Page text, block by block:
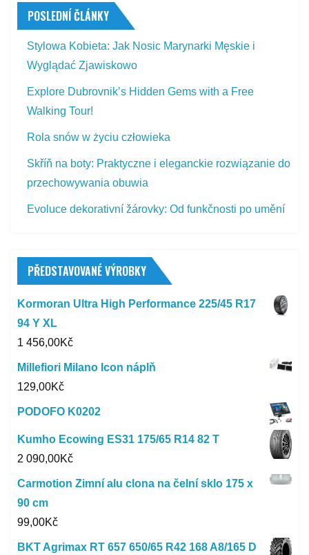
POSLEDNÍ ČLÁNKY
Stylowa Kobieta: Jak Nosic Marynarki Męskie i
Wyglądać Zjawiskowo
Explore Dubrovnik’s Hidden Gems with a Free
Walking Tour!
Rola snów w życiu człowieka
Skříň na boty: Praktyczne i eleganckie rozwiązanie do
przechowywania obuwia
Evoluce dekorativní žárovky: Od funkčnosti po umění
PŘEDSTAVOVANÉ VÝROBKY
Kormoran Ultra High Performance 225/45 R17
94 Y XL
1 456,00Kč
Millefiori Milano Icon náplň
129,00Kč
PODOFO K0202
Kumho Ecowing ES31 175/65 R14 82 T
2 090,00Kč
Carmotion Zimní alu clona na čelní sklo 175 x
90 cm
99,00Kč
BKT Agrimax RT 657 650/65 R42 168 A8/165 D